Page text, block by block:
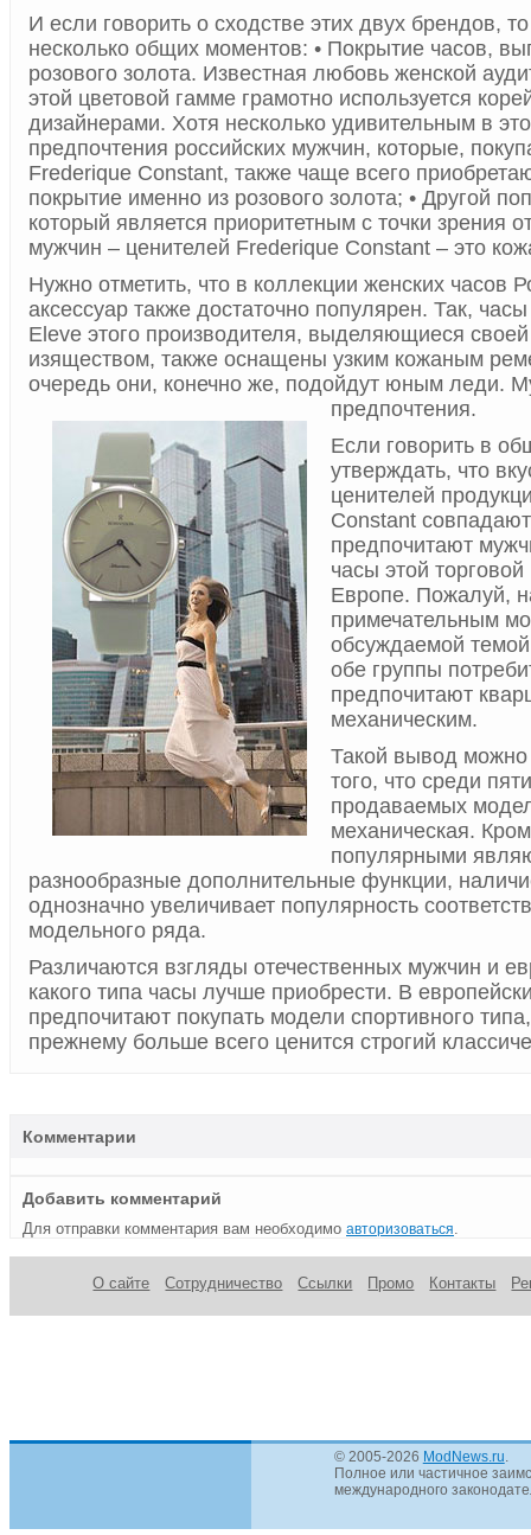
И если говорить о сходстве этих двух брендов,
несколько общих моментов: • Покрытие часов,
розового золота. Известная любовь женской
этой цветовой гамме грамотно используется
дизайнерами. Хотя несколько удивительным в
предпочтения российских мужчин, которые,
Frederique Constant, также чаще всего
покрытие именно из розового золота; • Другой
который является приоритетным с точки зрения
мужчин – ценителей Frederique Constant – это
Нужно отметить, что в коллекции женских часов
аксессуар также достаточно популярен. Так,
Eleve этого производителя, выделяющиеся
изяществом, также оснащены узким кожаным
очередь они, конечно же, подойдут юным леди.
предпочтения.
Если говорить в
утверждать, что
ценителей
Constant
предпочитают
часы этой
Европе. Пожалуй,
примечательным
обсуждаемой
обе группы
предпочитают
механическим.
Такой вывод можно
того, что среди
продаваемых
механическая.
популярными
разнообразные дополнительные функции,
однозначно увеличивает популярность
модельного ряда.
Различаются взгляды отечественных мужчин и
какого типа часы лучше приобрести. В
предпочитают покупать модели спортивного
прежнему больше всего ценится строгий
Комментарии
Добавить комментарий
Для отправки комментария вам необходимо авторизоваться
О сайте Сотрудничество Ссылки Промо Контакты
© 2005-2026 ModNews.ru
Полное или частичное
международного